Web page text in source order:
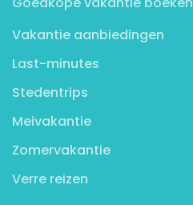
Vakantie aanbiedingen
Last-minutes
Stedentrips
Meivakantie
Zomervakantie
Verre reizen